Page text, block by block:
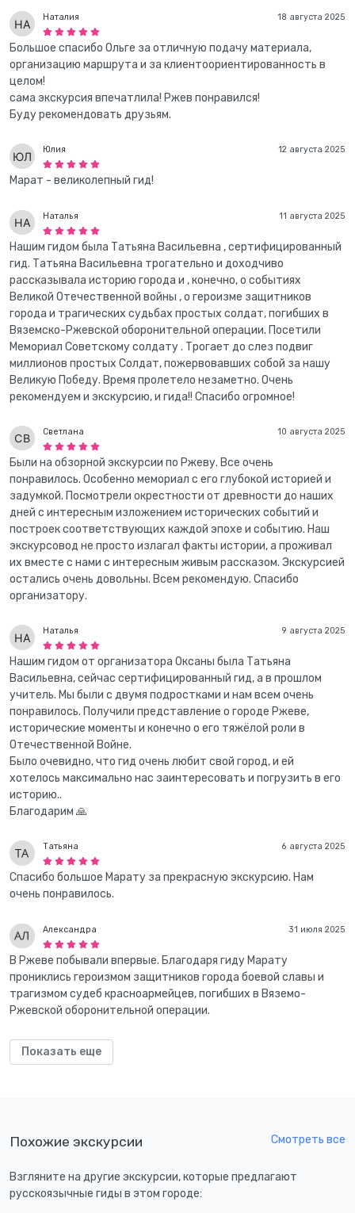
18 августа 2025
Наталия
Большое спасибо Ольге за отличную подачу материала,
организацию маршрута и за клиентоориентированность в
целом!
сама экскурсия впечатлила! Ржев понравился!
Буду рекомендовать друзьям.
12 августа 2025
Юлия
Марат - великолепный гид!
11 августа 2025
Наталья
Нашим гидом была Татьяна Васильевна , сертифицированный
гид. Татьяна Васильевна трогательно и доходчиво
рассказывала историю города и , конечно, о событиях
Великой Отечественной войны , о героизме защитников
города и трагических судьбах простых солдат, погибших в
Вяземско-Ржевской оборонительной операции. Посетили
Мемориал Советскому солдату . Трогает до слез подвиг
миллионов простых Солдат, пожервовавших собой за нашу
Великую Победу. Время пролетело незаметно. Очень
рекомендуем и экскурсию, и гида!! Спасибо огромное!
10 августа 2025
Светлана
Были на обзорной экскурсии по Ржеву. Все очень
понравилось. Особенно мемориал с его глубокой историей и
задумкой. Посмотрели окрестности от древности до наших
дней с интересным изложением исторических событий и
построек соответствующих каждой эпохе и событию. Наш
экскурсовод не просто излагал факты истории, а проживал
их вместе с нами с интересным живым рассказом. Экскурсией
остались очень довольны. Всем рекомендую. Спасибо
организатору.
9 августа 2025
Наталья
Нашим гидом от организатора Оксаны была Татьяна
Васильевна, сейчас сертифицированный гид, а в прошлом
учитель. Мы были с двумя подростками и нам всем очень
понравилось. Получили представление о городе Ржеве,
исторические моменты и конечно о его тяжёлой роли в
Отечественной Войне.
Было очевидно, что гид очень любит свой город, и ей
хотелось максимально нас заинтересовать и погрузить в его
историю..
Благодарим 🙏
6 августа 2025
Татьяна
Спасибо большое Марату за прекрасную экскурсию. Нам
очень понравилось.
31 июля 2025
Александра
В Ржеве побывали впервые. Благодаря гиду Марату
прониклись героизмом защитников города боевой славы и
трагизмом судеб красноармейцев, погибших в Вяземо-
Ржевской оборонительной операции.
Показать еще
Похожие экскурсии Смотреть все
Взгляните на другие экскурсии, которые предлагают
русскоязычные гиды в этом городе: